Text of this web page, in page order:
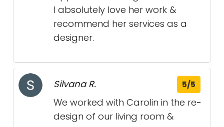
I absolutely love her work &
recommend her services as a
designer.
Silvana R. 5/5
We worked with Carolin in the re-
design of our living room &